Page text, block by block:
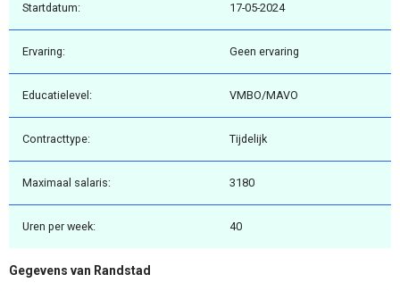
Startdatum: 17-05-2024
Ervaring: Geen ervaring
Educatielevel: VMBO/MAVO
Contracttype: Tijdelijk
Maximaal salaris: 3180
Uren per week: 40
Gegevens van Randstad